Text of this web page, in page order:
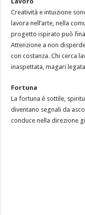
Creatività e intuizione
lavora nell’arte, nella
progetto ispirato può
Attenzione a non
con costanza. Chi cerca
inaspettata, magari
Fortuna
La fortuna è sottile,
diventano segnali da
conduce nella direzione